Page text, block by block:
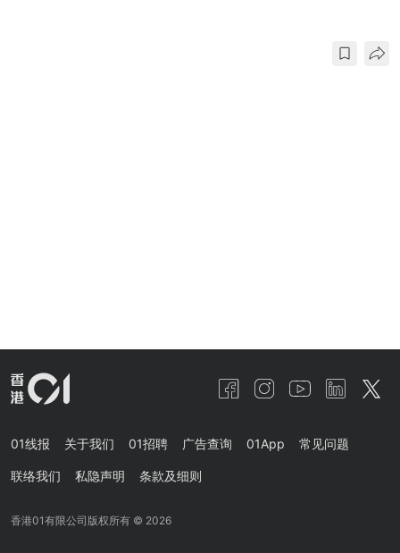
01线报 关于我们 01招聘 广告查询 01App 常见问题
联络我们 私隐声明 条款及细则
香港01有限公司版权所有 © 2026